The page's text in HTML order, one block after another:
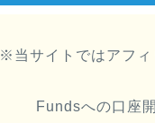
※当サイトではアフィ
Fundsへの口座